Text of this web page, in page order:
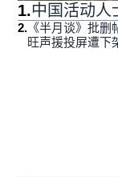
1.中国活动人
2. 《半月谈》批删
旺声援投屏遭下